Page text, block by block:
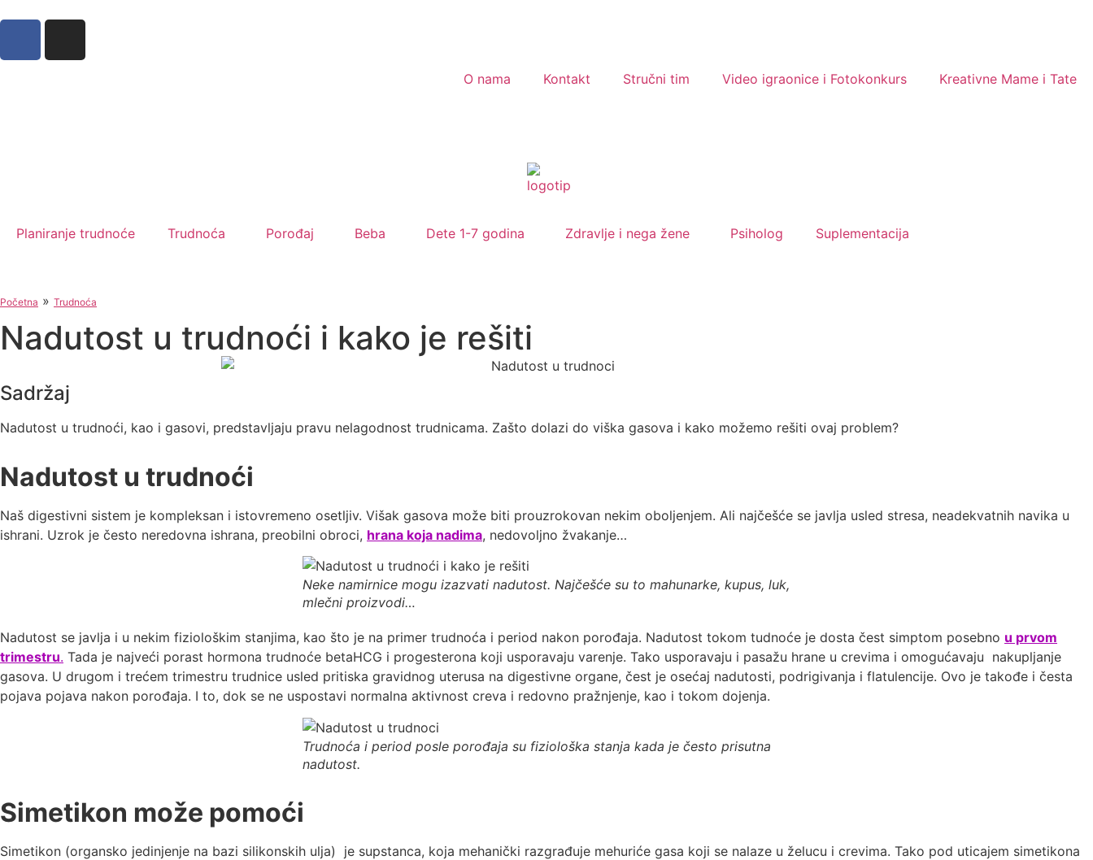
O nama Kontakt Stručni tim Video igraonice i Fotokonkurs Kreativne Mame i Tate
Planiranje trudnoće Trudnoća Porođaj Beba Dete 1-7 godina Zdravlje i nega žene Psiholog Suplementacija
Početna » Trudnoća
Nadutost u trudnoći i kako je rešiti
Sadržaj
Nadutost u trudnoći, kao i gasovi, predstavljaju pravu nelagodnost trudnicama. Zašto dolazi do viška gasova i kako možemo rešiti ovaj problem?
Nadutost u trudnoći
Naš digestivni sistem je kompleksan i istovremeno osetljiv. Višak gasova može biti prouzrokovan nekim oboljenjem. Ali najčešće se javlja usled stresa, neadekvatnih navika u
ishrani. Uzrok je često neredovna ishrana, preobilni obroci, hrana koja nadima, nedovoljno žvakanje…
Neke namirnice mogu izazvati nadutost. Najčešće su to mahunarke, kupus, luk,
mlečni proizvodi…
Nadutost se javlja i u nekim fiziološkim stanjima, kao što je na primer trudnoća i period nakon porođaja. Nadutost tokom tudnoće je dosta čest simptom posebno u prvom
trimestru. Tada je najveći porast hormona trudnoće betaHCG i progesterona koji usporavaju varenje. Tako usporavaju i pasažu hrane u crevima i omogućavaju nakupljanje
gasova. U drugom i trećem trimestru trudnice usled pritiska gravidnog uterusa na digestivne organe, čest je osećaj nadutosti, podrigivanja i flatulencije. Ovo je takođe i česta
pojava pojava nakon porođaja. I to, dok se ne uspostavi normalna aktivnost creva i redovno pražnjenje, kao i tokom dojenja.
Trudnoća i period posle porođaja su fiziološka stanja kada je često prisutna
nadutost.
Simetikon može pomoći
Simetikon (organsko jedinjenje na bazi silikonskih ulja) je supstanca, koja mehanički razgrađuje mehuriće gasa koji se nalaze u želucu i crevima. Tako pod uticajem simetikona